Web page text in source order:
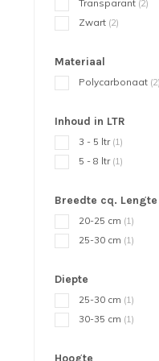
Transparant (2)
Zwart (2)
Materiaal
Polycarbonaat (2)
Inhoud in LTR
3 - 5 ltr (1)
5 - 8 ltr (1)
Breedte cq. Lengte
20-25 cm (1)
25-30 cm (1)
Diepte
25-30 cm (1)
30-35 cm (1)
Hoogte